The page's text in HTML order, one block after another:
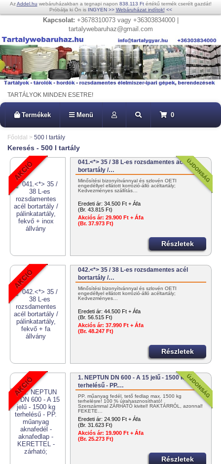
AzAddel.hu webáruházakban a tegnapi napon 838.113 Ftértékű termék cserélt gazdát!
Próbálja ki Ön is INGYEN >> Webáruházat indítok! <<
Kapcsolat: +3678310073 vagy +36303834000 |
tartalywebaruhaz@gmail.com
TARTÁLYOK MINDEN ESETRE!
Termékek Menü 0
Főoldal > 500 l tartály
Keresés - 500 l tartály
041.<*> 35 / 38 L-es rozsdamentes acél
bortartály /…
Minősítési bizonyítvánnyal és szlovén OÉTI
engedéllyel ellátott korrózió-álló acéltartály;
Kedvezményes szállítás…
Eredeti ár: 34.500 Ft + Áfa
(Br. 43.815 Ft)
Akciós ár: 29.900 Ft + Áfa
(Br. 37.973 Ft)
Részletek
042.<*> 35 / 38 L-es rozsdamentes acél
bortartály /…
Minősítési bizonyítvánnyal és szlovén OÉTI
engedéllyel ellátott korrózió-álló acéltartály;
Kedvezményes…
Eredeti ár: 44.500 Ft + Áfa
(Br. 56.515 Ft)
Akciós ár: 37.990 Ft + Áfa
(Br. 48.247 Ft)
Részletek
1. NEPTUN DN 600 - A 15 jelű - 1500 kg
terhelésű - PP.…
PP. műanyag fedél, tető fedlap max. 1500 kg
terhelésre! 100 % újrahasznosítható!
Szerszámmal ZÁRHATÓ kivitel! RAKTÁRRÓL, azonnal!
FEKETE…
Eredeti ár: 24.900 Ft + Áfa
(Br. 31.623 Ft)
Akciós ár: 19.900 Ft + Áfa
(Br. 25.273 Ft)
Részletek